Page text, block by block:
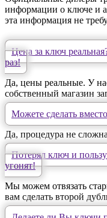
информации о ключе и
эта информация не
Цена за ключ
раз!
Да, цены реальные. У
собственный магазин
Можете сделать
Да, процедура не
Потерял ключ и
угонят!
Мы можем отвязать
вам сделать второй